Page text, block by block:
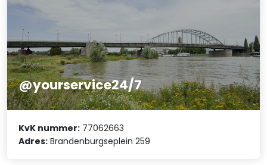
@yourservice24/7
KvK nummer: 77062663
Adres: Brandenburgseplein 259